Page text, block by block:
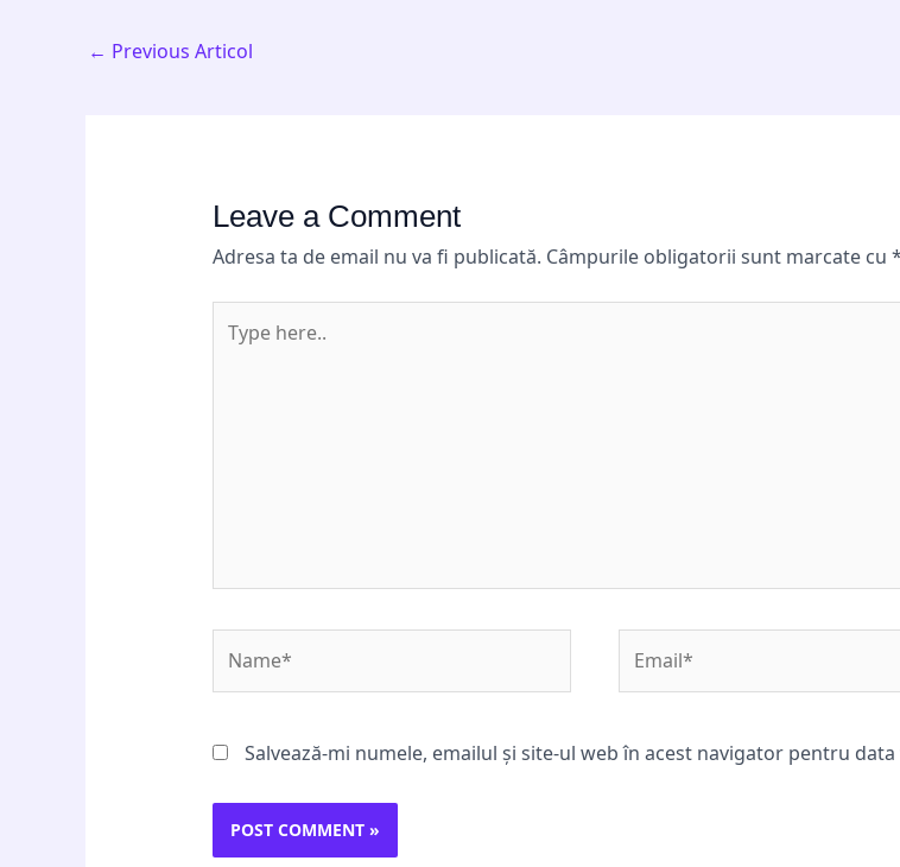
← Previous Articol
Leave a Comment
Adresa ta de email nu va fi publicată. Câmpurile obligatorii sunt marcate cu *
here..
Salvează-mi numele, emailul și site-ul web în acest navigator pentru